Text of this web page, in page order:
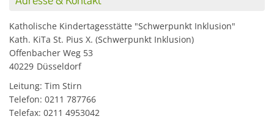
Katholische Kindertagesstätte "Schwerpunkt Inklusion"
Kath. KiTa St. Pius X. (Schwerpunkt Inklusion)
Offenbacher Weg 53
40229 Düsseldorf
Leitung: Tim Stirn
Telefon: 0211 787766
Telefax: 0211 4953042